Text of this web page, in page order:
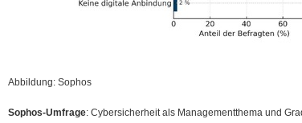
Abbildung: Sophos
Sophos-Umfrage: Cybersicherheit als Managementthema und